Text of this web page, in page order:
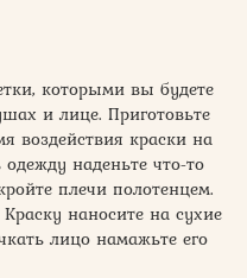
которыми вы будете
и лице. Приготовьте
воздействия краски на
наденьте что-то
плечи полотенцем.
наносите на сухие
лицо намажьте его